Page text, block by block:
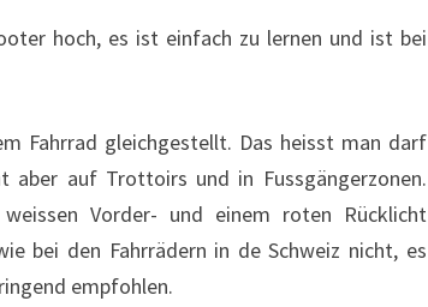
hoch, es ist einfach zu lernen und ist bei
Fahrrad gleichgestellt. Das heisst man darf
aber auf Trottoirs und in Fussgängerzonen.
Vorder- und einem roten Rücklicht
bei den Fahrrädern in de Schweiz nicht, es
empfohlen.